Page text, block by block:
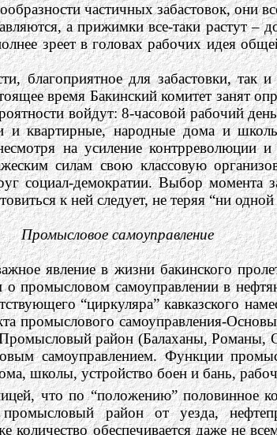
частичных забастовок, они
а прижимки все-таки растут
зреет в головах рабочих идея
благоприятное для забастовки, так
время Бакинский комитет занят
войдут: 8-часовой рабочий
и квартирные, народные дома и
на усиление контрреволюции
силам свою классовую
социал-демократии. Выбор момента
к ней следует, не теряя “ни
Промысловое самоуправление
явление в жизни бакинского
промысловом самоуправлении в
“циркуляра” кавказского
промыслового самоуправления-
район (Балаханы,
самоуправлением. Функции
школы, устройство боен и бань,
что по “положению” половинное
район от уезда,
количество обеспечивается даже